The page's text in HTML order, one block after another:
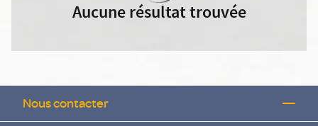
Aucune résultat trouvée
Nous contacter